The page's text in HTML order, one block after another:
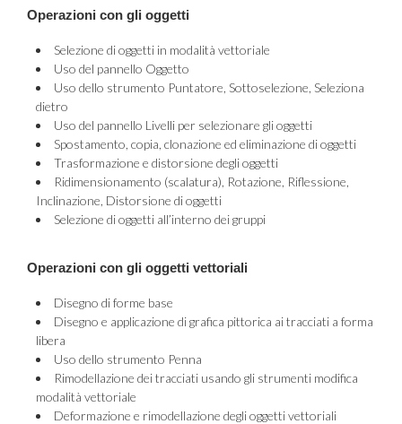
Operazioni con gli oggetti
Selezione di oggetti in modalità vettoriale
Uso del pannello Oggetto
Uso dello strumento Puntatore, Sottoselezione, Seleziona
dietro
Uso del pannello Livelli per selezionare gli oggetti
Spostamento, copia, clonazione ed eliminazione di oggetti
Trasformazione e distorsione degli oggetti
Ridimensionamento (scalatura), Rotazione, Riflessione,
Inclinazione, Distorsione di oggetti
Selezione di oggetti all’interno dei gruppi
Operazioni con gli oggetti vettoriali
Disegno di forme base
Disegno e applicazione di grafica pittorica ai tracciati a forma
libera
Uso dello strumento Penna
Rimodellazione dei tracciati usando gli strumenti modifica
modalità vettoriale
Deformazione e rimodellazione degli oggetti vettoriali